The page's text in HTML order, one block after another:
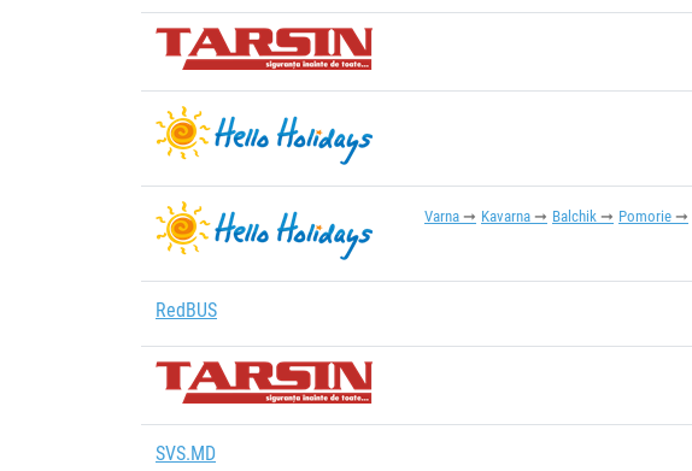
Varna Kavarna Balchik Pomorie
RedBUS
SVS.MD